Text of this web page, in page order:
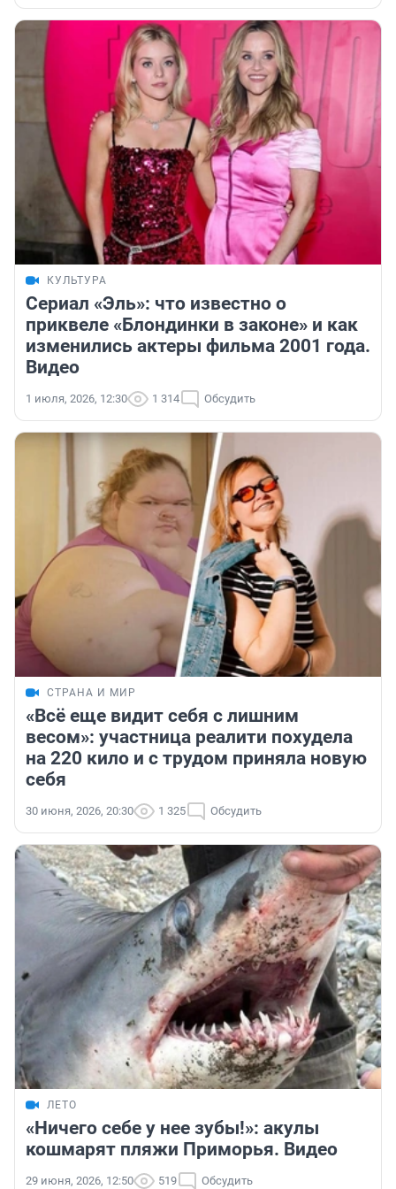
КУЛЬТУРА
Сериал «Эль»: что известно о
приквеле «Блондинки в законе» и как
изменились актеры фильма 2001 года.
Видео
1 июля, 2026, 12:30 1 314 Обсудить
СТРАНА И МИР
«Всё еще видит себя с лишним
весом»: участница реалити похудела
на 220 кило и с трудом приняла новую
себя
30 июня, 2026, 20:30 1 325 Обсудить
ЛЕТО
«Ничего себе у нее зубы!»: акулы
кошмарят пляжи Приморья. Видео
29 июня, 2026, 12:50 519 Обсудить